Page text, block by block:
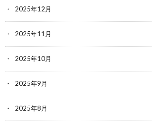
2025年12月
2025年11月
2025年10月
2025年9月
2025年8月